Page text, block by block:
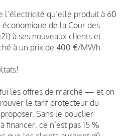
l’électricité qu’elle produit à 60
de la Cour des
à ses nouveaux clients et
à un prix de 400 €/MWh.
les offres de marché — et on
le tarif protecteur du
Sans le bouclier
financer, ce n’est pas 15 %